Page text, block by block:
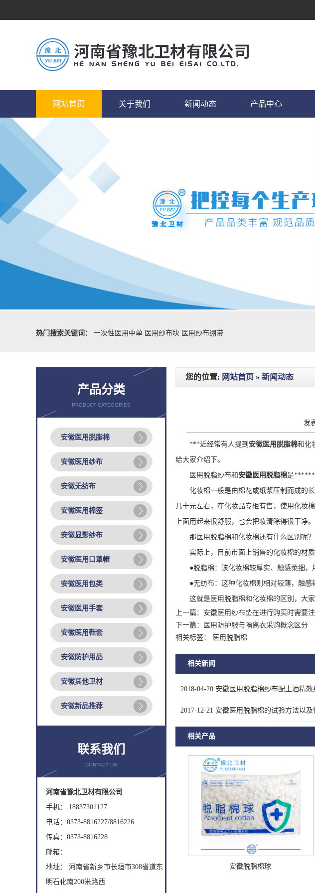
网站首页 关于我们 新闻动态 产品中心
热门搜索关键词：
一次性医用中单 医用纱布块 医用纱布绷带
产品分类
PRODUCT CATEGORIES
安徽医用脱脂棉
安徽医用纱布
安徽无纺布
安徽医用棉签
安徽显影纱布
安徽医用口罩帽
安徽医用包类
安徽医用手套
安徽医用鞋套
安徽防护用品
安徽其他卫材
安徽新品推荐
联系我们
CONTACT US
河南省豫北卫材有限公司
手机： 18837301127
电话：0373-8816227/8816226
传真：0373-8816228
邮箱：
地址： 河南省新乡市长垣市308省道东
明石化南200米路西
您的位置: 网站首页 » 新闻动态
发
***近经常有人提到 安徽医用脱脂棉和化
给大家介绍下。
医用脱脂纱布和 安徽医用脱脂棉是******
化妆棉一般是由棉花或纸浆压制而成的长
几十元左右，在化妆品专柜有售，使用化妆
上面用起来很舒服，也会把妆清除得很干净。
那医用脱脂棉和化妆棉还有什么区别呢？
实际上，目前市面上销售的化妆棉的材质
●脱脂棉：该化妆棉较厚实、触感柔细，
●无纺布：这种化妆棉则相对较薄，触感
这就是医用脱脂棉和化妆棉的区别，大家
上一篇： 安徽医用纱布垫在进行购买时需要
下一篇：
医用防护服与隔离衣采购概念区分
相关标签： 医用脱脂棉
相关新闻
2018-04-20 安徽医用脱脂棉纱布配上酒精效
2017-12-21 安徽医用脱脂棉的试验方法以及
相关产品
安徽脱脂棉球